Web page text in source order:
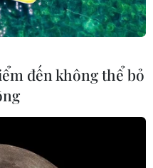
đến không thể bỏ